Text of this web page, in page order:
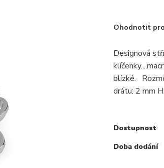
Ohodnotit
Designová
blízké.
drátu: 2 mm
Dostupnost
Doba dodání